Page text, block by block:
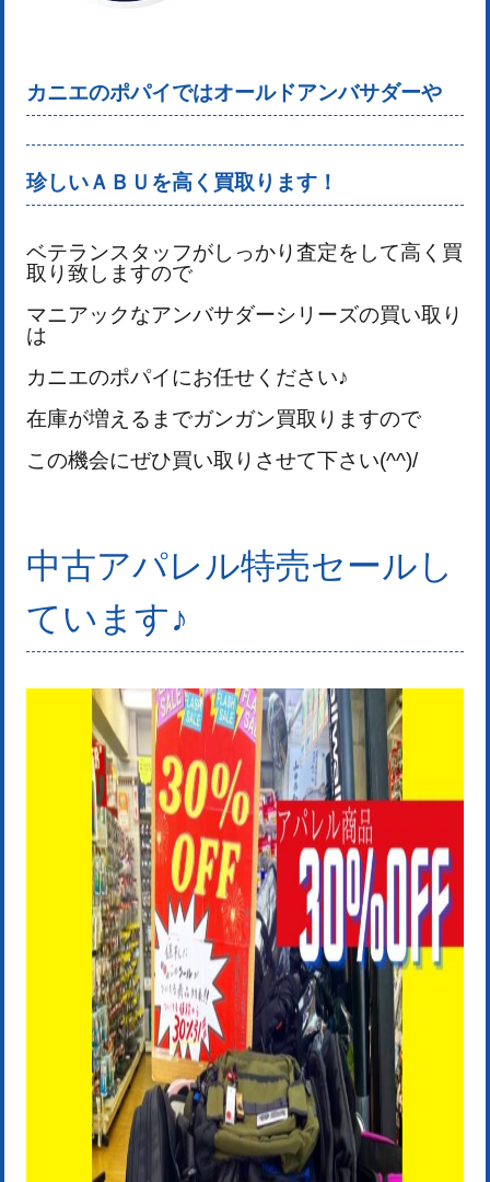
カニエのポパイではオールドアンバサダーや
珍しいＡＢＵを高く買取ります！
ベテランスタッフがしっかり査定をして高く買
取り致しますので
マニアックなアンバサダーシリーズの買い取り
は
カニエのポパイにお任せください♪
在庫が増えるまでガンガン買取りますので
この機会にぜひ買い取りさせて下さい(^^)/
中古アパレル特売セールし
ています♪